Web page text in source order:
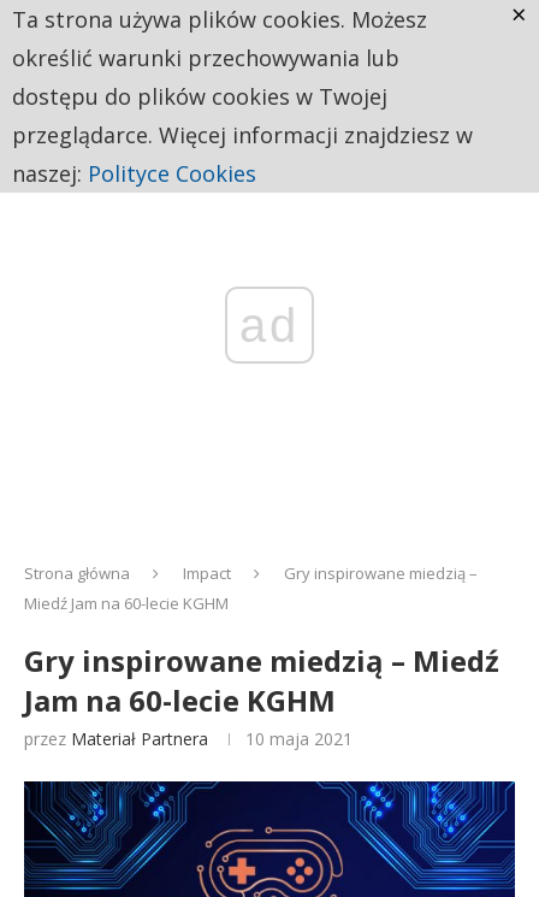
ad
Strona główna Impact
Gry inspirowane miedzią –
Miedź Jam na 60-lecie KGHM
Gry inspirowane miedzią – Miedź
Jam na 60-lecie KGHM
przez Materiał Partnera 10 maja 2021
Ta strona używa plików cookies. Możesz
określić warunki przechowywania lub
dostępu do plików cookies w Twojej
przeglądarce. Więcej informacji znajdziesz w
naszej: Polityce Cookies
×